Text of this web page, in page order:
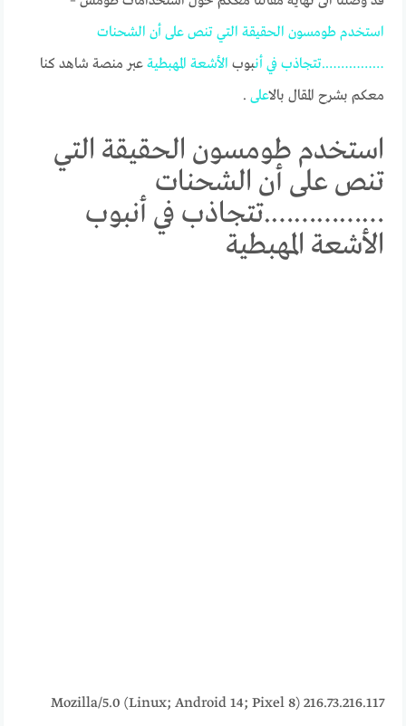
استخدم طومسون الحقيقة التي تنص على أن الشحنات
…………….تتجاذب في أنبوب الأشعة المهبطية عبر منصة شاهد كنا
معكم بشرح المقال بالاعلى .
استخدم طومسون الحقيقة التي
تنص على أن الشحنات
…………….تتجاذب في أنبوب
الأشعة المهبطية
216.73.216.117 Mozilla/5.0 (Linux; Android 14; Pixel 8)